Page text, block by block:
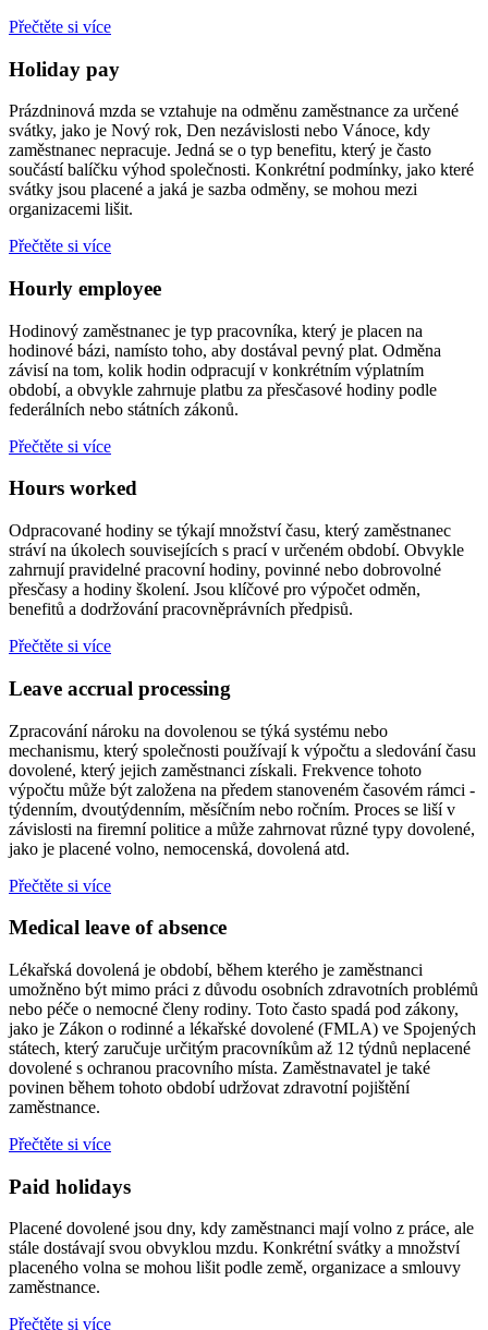
Přečtěte si více
Holiday pay
Prázdninová mzda se vztahuje na odměnu zaměstnance za určené
svátky, jako je Nový rok, Den nezávislosti nebo Vánoce, kdy
zaměstnanec nepracuje. Jedná se o typ benefitu, který je často
součástí balíčku výhod společnosti. Konkrétní podmínky, jako které
svátky jsou placené a jaká je sazba odměny, se mohou mezi
organizacemi lišit.
Přečtěte si více
Hourly employee
Hodinový zaměstnanec je typ pracovníka, který je placen na
hodinové bázi, namísto toho, aby dostával pevný plat. Odměna
závisí na tom, kolik hodin odpracují v konkrétním výplatním
období, a obvykle zahrnuje platbu za přesčasové hodiny podle
federálních nebo státních zákonů.
Přečtěte si více
Hours worked
Odpracované hodiny se týkají množství času, který zaměstnanec
stráví na úkolech souvisejících s prací v určeném období. Obvykle
zahrnují pravidelné pracovní hodiny, povinné nebo dobrovolné
přesčasy a hodiny školení. Jsou klíčové pro výpočet odměn,
benefitů a dodržování pracovněprávních předpisů.
Přečtěte si více
Leave accrual processing
Zpracování nároku na dovolenou se týká systému nebo
mechanismu, který společnosti používají k výpočtu a sledování času
dovolené, který jejich zaměstnanci získali. Frekvence tohoto
výpočtu může být založena na předem stanoveném časovém rámci -
týdenním, dvoutýdenním, měsíčním nebo ročním. Proces se liší v
závislosti na firemní politice a může zahrnovat různé typy dovolené,
jako je placené volno, nemocenská, dovolená atd.
Přečtěte si více
Medical leave of absence
Lékařská dovolená je období, během kterého je zaměstnanci
umožněno být mimo práci z důvodu osobních zdravotních problémů
nebo péče o nemocné členy rodiny. Toto často spadá pod zákony,
jako je Zákon o rodinné a lékařské dovolené (FMLA) ve Spojených
státech, který zaručuje určitým pracovníkům až 12 týdnů neplacené
dovolené s ochranou pracovního místa. Zaměstnavatel je také
povinen během tohoto období udržovat zdravotní pojištění
zaměstnance.
Přečtěte si více
Paid holidays
Placené dovolené jsou dny, kdy zaměstnanci mají volno z práce, ale
stále dostávají svou obvyklou mzdu. Konkrétní svátky a množství
placeného volna se mohou lišit podle země, organizace a smlouvy
zaměstnance.
Přečtěte si více